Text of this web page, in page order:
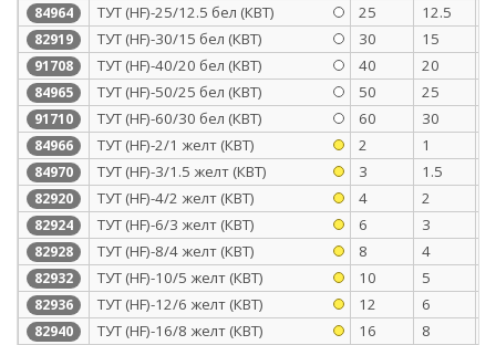
84964 ТУТ (HF)-25/12.5 бел (КВТ) 25 12.5
82919 ТУТ (HF)-30/15 бел (КВТ) 30 15
91708 ТУТ (HF)-40/20 бел (КВТ) 40 20
84965 ТУТ (HF)-50/25 бел (КВТ) 50 25
91710 ТУТ (HF)-60/30 бел (КВТ) 60 30
84966 ТУТ (HF)-2/1 желт (КВТ) 2 1
84970 ТУТ (HF)-3/1.5 желт (КВТ) 3 1.5
82920 ТУТ (HF)-4/2 желт (КВТ) 4 2
82924 ТУТ (HF)-6/3 желт (КВТ) 6 3
82928 ТУТ (HF)-8/4 желт (КВТ) 8 4
82932 ТУТ (HF)-10/5 желт (КВТ) 10 5
82936 ТУТ (HF)-12/6 желт (КВТ) 12 6
82940 ТУТ (HF)-16/8 желт (КВТ) 16 8